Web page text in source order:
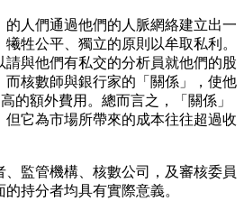
的人們通過他們的人脈網絡建立出一
牲公平、獨立的原則以牟取私利。
與他們有私交的分析員就他們的股
而核數師與銀行家的「關係」，使他
的額外費用。總而言之，「關係」
它為市場所帶來的成本往往超過收
監管機構、核數公司，及審核委員
持分者均具有實際意義。